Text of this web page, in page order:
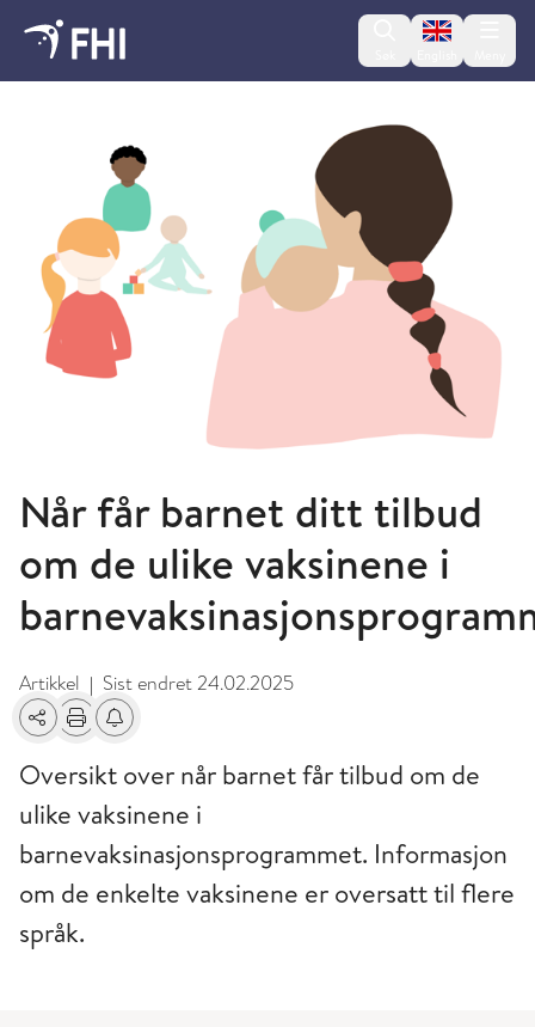
Change
Vaksiner til barn
Når får barnet ditt tilbud
om de ulike vaksinene i
Artikkel | Sist endret24.02.2025
Del Skriv utFå varsel om endringer
Oversikt over når barnet får tilbud om de
ulike vaksinene i
barnevaksinasjonsprogrammet. Informasjon
om de enkelte vaksinene er oversatt til flere
språk.